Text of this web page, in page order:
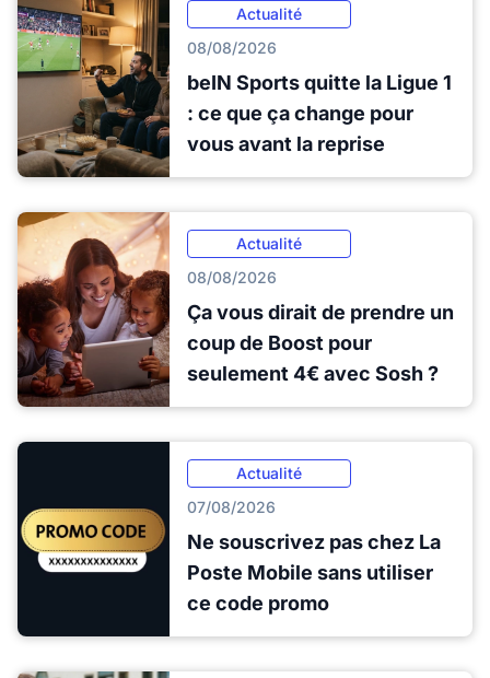
Actualité
08/08/2026
beIN Sports quitte la Ligue 1
: ce que ça change pour
vous avant la reprise
Actualité
08/08/2026
Ça vous dirait de prendre un
coup de Boost pour
seulement 4€ avec Sosh ?
Actualité
07/08/2026
Ne souscrivez pas chez La
Poste Mobile sans utiliser
ce code promo